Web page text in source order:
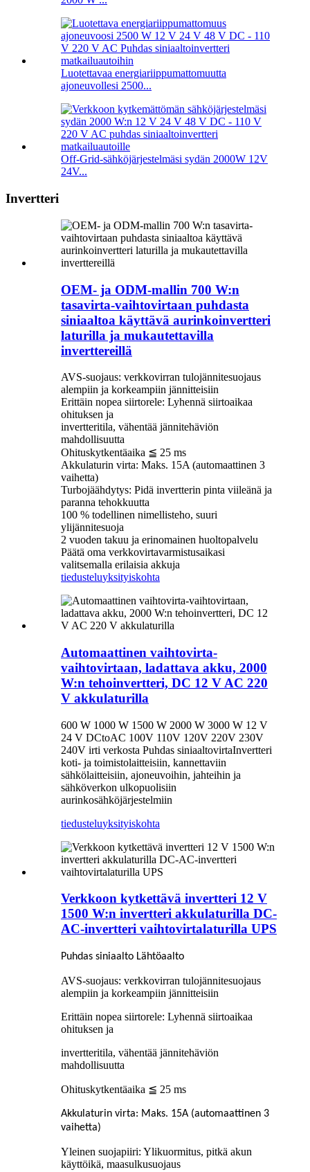
Luotettavaa energiariippumattomuutta
ajoneuvollesi 2500...
Off-Grid-sähköjärjestelmäsi sydän 2000W 12V
24V...
Invertteri
OEM- ja ODM-mallin 700 W:n
tasavirta-vaihtovirtaan puhdasta
siniaaltoa käyttävä aurinkoinvertteri
laturilla ja mukautettavilla
inverttereillä
AVS-suojaus: verkkovirran tulojännitesuojaus
alempiin ja korkeampiin jännitteisiin
Erittäin nopea siirtorele: Lyhennä siirtoaikaa
ohituksen ja
invertteritila, vähentää jännitehäviön
mahdollisuutta
Ohituskytkentäaika ≦ 25 ms
Akkulaturin virta: Maks. 15A (automaattinen 3
vaihetta)
Turbojäähdytys: Pidä invertterin pinta viileänä ja
paranna tehokkuutta
100 % todellinen nimellisteho, suuri
ylijännitesuoja
2 vuoden takuu ja erinomainen huoltopalvelu
Päätä oma verkkovirtavarmistusaikasi
valitsemalla erilaisia ​​akkuja
tiedusteluyksityiskohta
Automaattinen vaihtovirta-
vaihtovirtaan, ladattava akku, 2000
W:n tehoinvertteri, DC 12 V AC 220
V akkulaturilla
600 W 1000 W 1500 W 2000 W 3000 W 12 V
24 V DCtoAC 100V 110V 120V 220V 230V
240V irti verkosta Puhdas siniaaltovirtaInvertteri
koti- ja toimistolaitteisiin, kannettaviin
sähkölaitteisiin, ajoneuvoihin, jahteihin ja
sähköverkon ulkopuolisiin
aurinkosähköjärjestelmiin
tiedusteluyksityiskohta
Verkkoon kytkettävä invertteri 12 V
1500 W:n invertteri akkulaturilla DC-
AC-invertteri vaihtovirtalaturilla UPS
Puhdas siniaalto Lähtöaalto
AVS-suojaus: verkkovirran tulojännitesuojaus
alempiin ja korkeampiin jännitteisiin
Erittäin nopea siirtorele: Lyhennä siirtoaikaa
ohituksen ja
invertteritila, vähentää jännitehäviön
mahdollisuutta
Ohituskytkentäaika ≦ 25 ms
Akkulaturin virta: Maks. 15A (automaattinen 3
vaihetta)
Yleinen suojapiiri: Ylikuormitus, pitkä akun
käyttöikä, maasulkusuojaus